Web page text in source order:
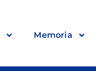
Memoria